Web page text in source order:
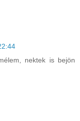
nektek is bejön